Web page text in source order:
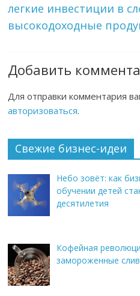
легкие инвестиции в
высокодоходные
Добавить
Для отправки комментария
авторизоваться.
Свежие бизнес-идеи
Небо зовёт: как
обучении детей
десятилетия
Кофейная
замороженные